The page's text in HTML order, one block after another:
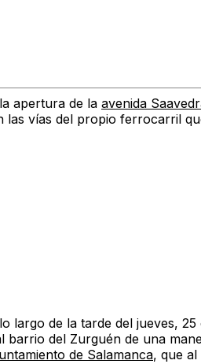
apertura de la avenida
vías del propio ferrocarril
de la tarde del jueves, 25
barrio del Zurguén de una
de Salamanca, que